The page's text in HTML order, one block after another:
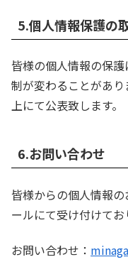
5.個人情報保護の
皆様の個人情報の保
制が変わることがあ
上にて公表致します。
6.お問い合わせ
皆様からの個人情報
ールにて受け付けてお
お問い合わせ：